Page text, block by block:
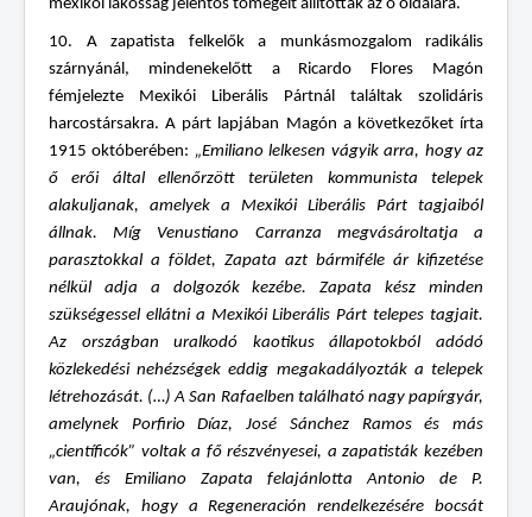
mexikói lakosság jelentős tömegeit állították az ő oldalára.
10. A zapatista felkelők a munkásmozgalom radikális
szárnyánál, mindenekelőtt a Ricardo Flores Magón
fémjelezte Mexikói Liberális Pártnál találtak szolidáris
harcostársakra. A párt lapjában Magón a következőket írta
1915 októberében: „Emiliano lelkesen vágyik arra, hogy az
ő erői által ellenőrzött területen kommunista telepek
alakuljanak, amelyek a Mexikói Liberális Párt tagjaiból
állnak. Míg Venustiano Carranza megvásároltatja a
parasztokkal a földet, Zapata azt bármiféle ár kifizetése
nélkül adja a dolgozók kezébe. Zapata kész minden
szükségessel ellátni a Mexikói Liberális Párt telepes tagjait.
Az országban uralkodó kaotikus állapotokból adódó
közlekedési nehézségek eddig megakadályozták a telepek
létrehozását. (…) A San Rafaelben található nagy papírgyár,
amelynek Porfirio Díaz, José Sánchez Ramos és más
„científicók” voltak a fő részvényesei, a zapatisták kezében
van, és Emiliano Zapata felajánlotta Antonio de P.
Araujónak, hogy a Regeneración rendelkezésére bocsát